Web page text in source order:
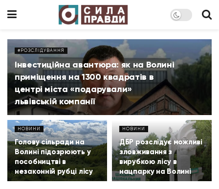
#РОЗСЛІДУВАННЯ
Інвестиційна авантюра: як на Волині
приміщення на 1300 квадратів в
центрі міста «подарували»
львівській компанії
НОВИНИ
Голову сільради на
Волині підозрюють у
пособництві в
незаконній рубці лісу
НОВИНИ
ДБР розслідує можливі
зловживання з
вирубкою лісу в
нацпарку на Волині